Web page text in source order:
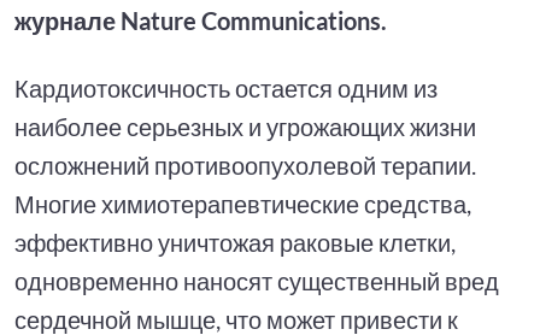
журнале Nature Communications.
Кардиотоксичность остается одним из
наиболее серьезных и угрожающих жизни
осложнений противоопухолевой терапии.
Многие химиотерапевтические средства,
эффективно уничтожая раковые клетки,
одновременно наносят существенный вред
сердечной мышце, что может привести к